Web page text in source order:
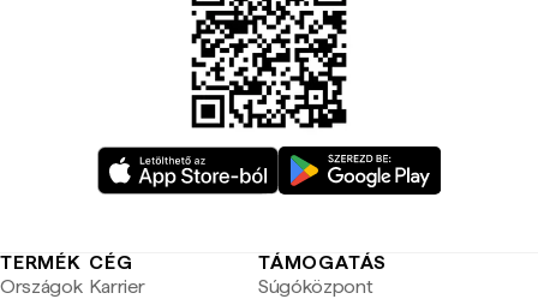
TERMÉK
Országok
CÉG
Karrier
TÁMOGATÁS
Súgóközpont